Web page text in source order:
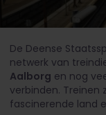
De Deense
netwerk van
Aalborg en nog
verbinden. Treinen
fascinerende land